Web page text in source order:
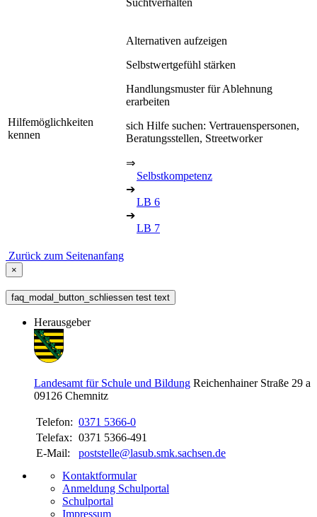
Hilfemöglichkeiten
kennen
Alternativen aufzeigen
Selbstwertgefühl stärken
Handlungsmuster für Ablehnung
erarbeiten
sich Hilfe suchen: Vertrauenspersonen,
Beratungsstellen, Streetworker
⇒
Selbstkompetenz
➔
LB 6
➔
LB 7
Zurück zum Seitenanfang
×
faq_modal_button_schliessen test text
Herausgeber
Landesamt für Schule und Bildung Reichenhainer Straße 29 a
09126 Chemnitz
Telefon: 0371 5366-0
Telefax: 0371 5366-491
E-Mail:
poststelle@lasub.smk.sachsen.de
Kontaktformular
Anmeldung Schulportal
Schulportal
Impressum